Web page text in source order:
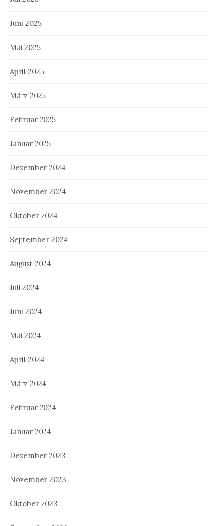
Juni 2025
Mai 2025
April 2025
März 2025
Februar 2025
Januar 2025
Dezember 2024
November 2024
Oktober 2024
September 2024
August 2024
Juli 2024
Juni 2024
Mai 2024
April 2024
März 2024
Februar 2024
Januar 2024
Dezember 2023
November 2023
Oktober 2023